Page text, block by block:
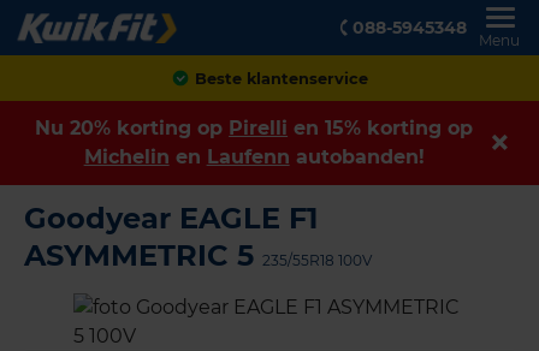
088-5945348
Menu
Achteraf betalen
Nu 20% korting op Pirelli en 15% korting op
Michelin en Laufenn autobanden!
Goodyear EAGLE F1
ASYMMETRIC 5 235/55R18 100V